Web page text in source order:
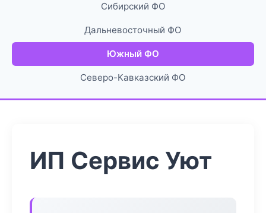
Сибирский ФО
Дальневосточный ФО
Южный ФО
Северо-Кавказский ФО
ИП Сервис Уют